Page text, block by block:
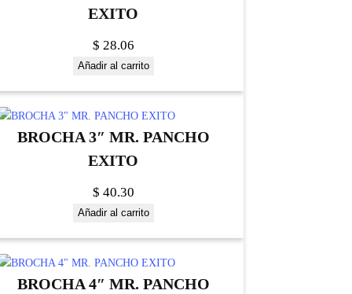
EXITO
$ 28.06
Añadir al carrito
BROCHA 3″ MR. PANCHO
EXITO
$ 40.30
Añadir al carrito
BROCHA 4″ MR. PANCHO